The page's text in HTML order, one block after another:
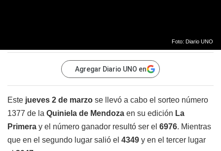
Foto: Diario UNO
Agregar Diario UNO en
Este jueves 2 de marzo se llevó a cabo el sorteo número
1377 de la Quiniela de Mendoza en su edición La
Primera y el número ganador resultó ser el 6976. Mientras
que en el segundo lugar salió el 4349 y en el tercer lugar